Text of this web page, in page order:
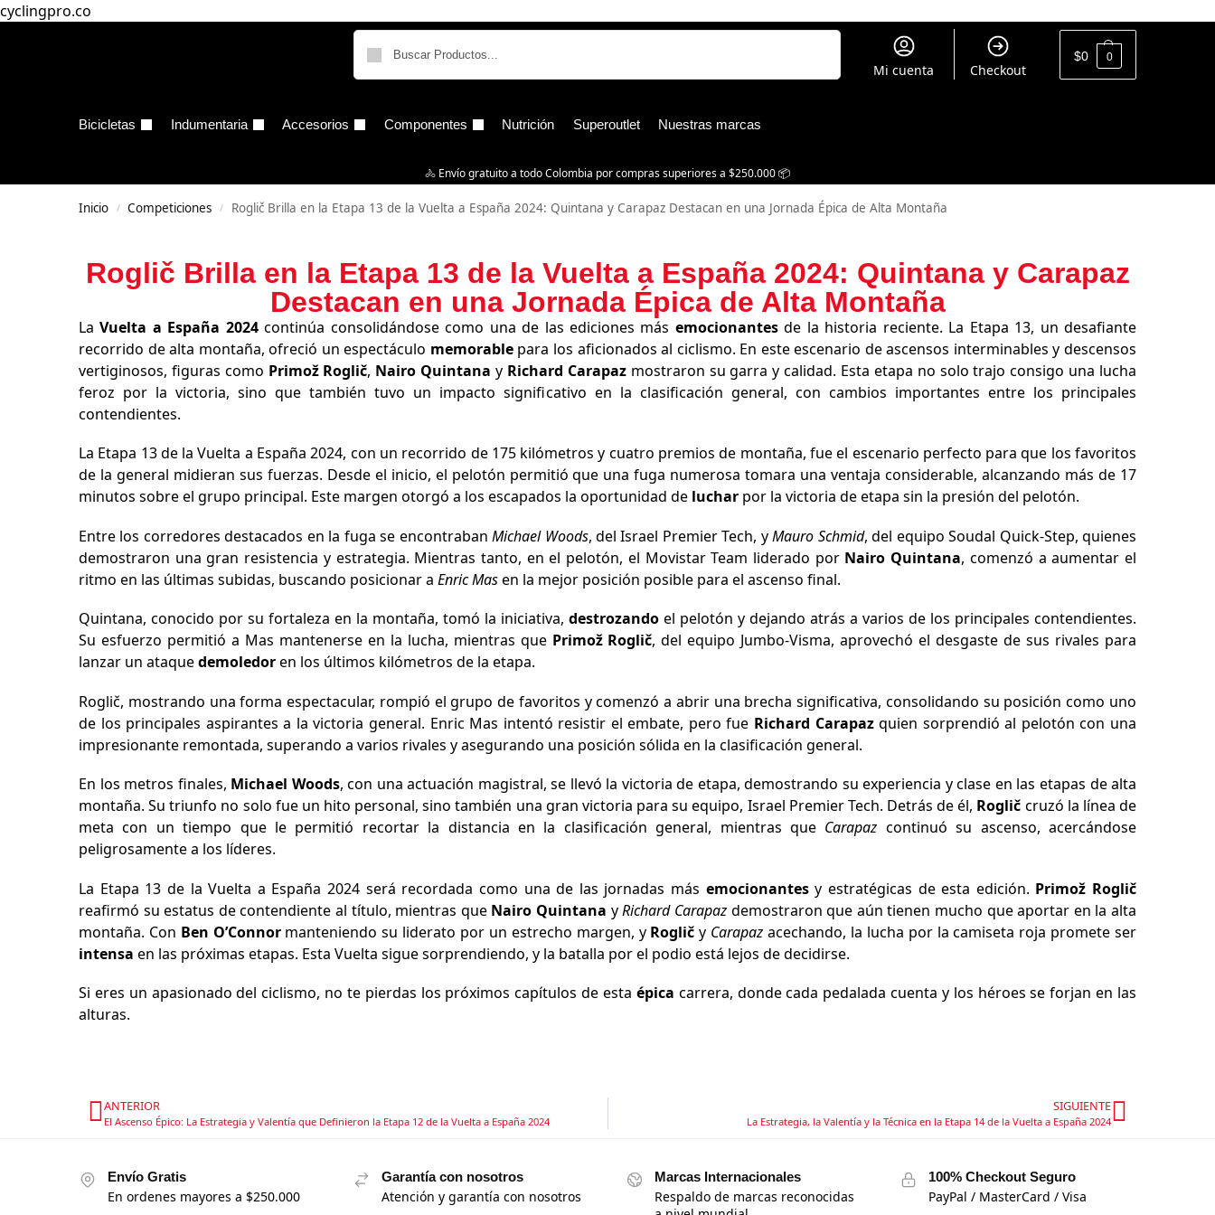
cyclingpro.co
Mi cuenta Checkout
$0 0
Bicicletas Indumentaria Accesorios Componentes Nutrición Superoutlet Nuestras marcas
🚴‍ Envío gratuito a todo Colombia por compras superiores a $250.000 📦
Inicio / Competiciones / Roglič Brilla en la Etapa 13 de la Vuelta a España 2024: Quintana y Carapaz Destacan en una Jornada Épica de Alta Montaña
Roglič Brilla en la Etapa 13 de la Vuelta a España 2024: Quintana y Carapaz
Destacan en una Jornada Épica de Alta Montaña
LaVuelta a España 2024continúa consolidándose como una de las ediciones más emocionantesde la historia reciente. La Etapa 13, un desafiante
recorrido de alta montaña, ofreció un espectáculo memorablepara los aficionados al ciclismo. En este escenario de ascensos interminables y descensos
vertiginosos, figuras como Primož Roglič, Nairo Quintana y Richard Carapazmostraron su garra y calidad. Esta etapa no solo trajo consigo una lucha
feroz por la victoria, sino que también tuvo un impacto significativo en la clasificación general, con cambios importantes entre los principales
contendientes.
La Etapa 13 de la Vuelta a España 2024, con un recorrido de 175 kilómetros y cuatro premios de montaña, fue el escenario perfecto para que los favoritos
de la general midieran sus fuerzas. Desde el inicio, el pelotón permitió que una fuga numerosa tomara una ventaja considerable, alcanzando más de 17
minutos sobre el grupo principal. Este margen otorgó a los escapados la oportunidad de luchar por la victoria de etapa sin la presión del pelotón.
Entre los corredores destacados en la fuga se encontrabanMichael Woods, del Israel Premier Tech, yMauro Schmid, del equipo Soudal Quick-Step, quienes
demostraron una gran resistencia y estrategia. Mientras tanto, en el pelotón, el Movistar Team liderado por Nairo Quintana, comenzó a aumentar el
ritmo en las últimas subidas, buscando posicionar a Enric Masen la mejor posición posible para el ascenso final.
Quintana, conocido por su fortaleza en la montaña, tomó la iniciativa, destrozando el pelotón y dejando atrás a varios de los principales contendientes.
Su esfuerzo permitió a Mas mantenerse en la lucha, mientras que Primož Roglič, del equipo Jumbo-Visma, aprovechó el desgaste de sus rivales para
lanzar un ataquedemoledoren los últimos kilómetros de la etapa.
Roglič, mostrando una forma espectacular, rompió el grupo de favoritos y comenzó a abrir una brecha significativa, consolidando su posición como uno
de los principales aspirantes a la victoria general. Enric Mas intentó resistir el embate, pero fue Richard Carapazquien sorprendió al pelotón con una
impresionante remontada, superando a varios rivales y asegurando una posición sólida en la clasificación general.
En los metros finales, Michael Woods, con una actuación magistral, se llevó la victoria de etapa, demostrando su experiencia y clase en las etapas de alta
montaña. Su triunfo no solo fue un hito personal, sino también una gran victoria para su equipo, Israel Premier Tech. Detrás de él, Roglič cruzó la línea de
meta con un tiempo que le permitió recortar la distancia en la clasificación general, mientras que Carapaz continuó su ascenso, acercándose
peligrosamente a los líderes.
La Etapa 13 de la Vuelta a España 2024 será recordada como una de las jornadas más emocionantesy estratégicas de esta edición. Primož Roglič
reafirmó su estatus de contendiente al título, mientras que Nairo Quintana yRichard Carapazdemostraron que aún tienen mucho que aportar en la alta
montaña. Con Ben O’Connormanteniendo su liderato por un estrecho margen, y Roglič y Carapaz acechando, la lucha por la camiseta roja promete ser
intensa en las próximas etapas. Esta Vuelta sigue sorprendiendo, y la batalla por el podio está lejos de decidirse.
Si eres un apasionado del ciclismo, no te pierdas los próximos capítulos de esta épica carrera, donde cada pedalada cuenta y los héroes se forjan en las
alturas.
ANTERIOR
El Ascenso Épico: La Estrategia y Valentía que Definieron la Etapa 12 de la Vuelta a España 2024
SIGUIENTE
La Estrategia, la Valentía y la Técnica en la Etapa 14 de la Vuelta a España 2024
Envío Gratis
En ordenes mayores a $250.000
Garantía con nosotros
Atención y garantía con nosotros
Marcas Internacionales
Respaldo de marcas reconocidas
100% Checkout Seguro
PayPal / MasterCard / Visa